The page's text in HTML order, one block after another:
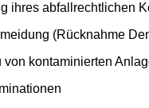
abfallrechtlichen
(Rücknahme
kontaminierten